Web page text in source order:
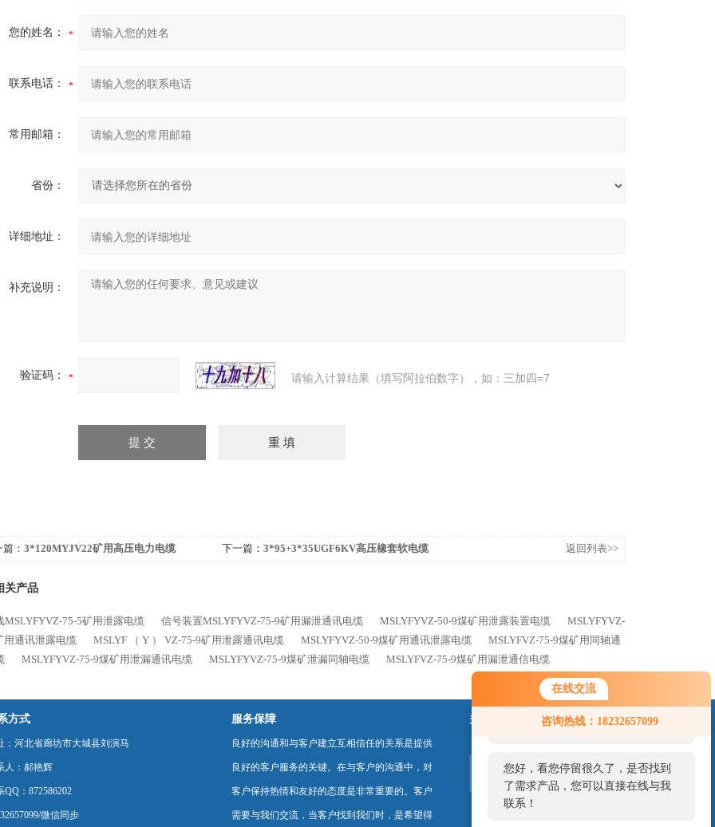
在线交流
咨询热线：18232657099
您好！欢迎前来咨询，很高兴为您
服务，请问您要咨询什么问题呢？
您好，看您停留很久了，是否找到
了需求产品，您可以直接在线与我
联系！
您的姓名：
联系电话：
常用邮箱：
省份：
详细地址：
补充说明：
验证码： 请输入计算结果（填写阿拉伯数字），如：三加四=7
： 3*120MYJV22矿用高压电力电缆 下一篇： 3*95+3*35UGF6KV高压橡套软电缆 返回列表>>
关产品
MSLYFYVZ-75-5矿用泄露电缆 信号装置MSLYFYVZ-75-9矿用漏泄通讯电缆 MSLYFYVZ-50-9煤矿用泄露装置电缆
MSLYFYVZ-
用通讯泄露电缆
MSLYF （ Y ） VZ-75-9矿用泄露通讯电缆 MSLYFYVZ-50-9煤矿用通讯泄露电缆
MSLYFVZ-75-9煤矿用同轴通
MSLYFYVZ-75-9煤矿用泄漏通讯电缆 MSLYFYVZ-75-9煤矿泄漏同轴电缆 MSLYFVZ-75-9煤矿用漏泄通信电缆
方式
：河北省廊坊市大城县刘演马
人：郝艳辉
QQ：872586202
微信同步
服务保障
良好的沟通和与客户建立互相信任的关系是提供
良好的客户服务的关键。在与客户的沟通中，对
客户保持热情和友好的态度是非常重要的。客户
需要与我们交流，当客户找到我们时，是希望得
关注我们